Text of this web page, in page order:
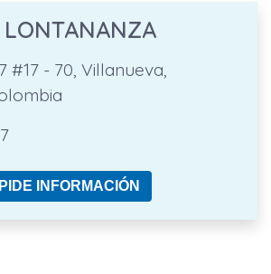
LONTANANZA
#17 - 70, Villanueva,
PIDE INFORMACIÓN